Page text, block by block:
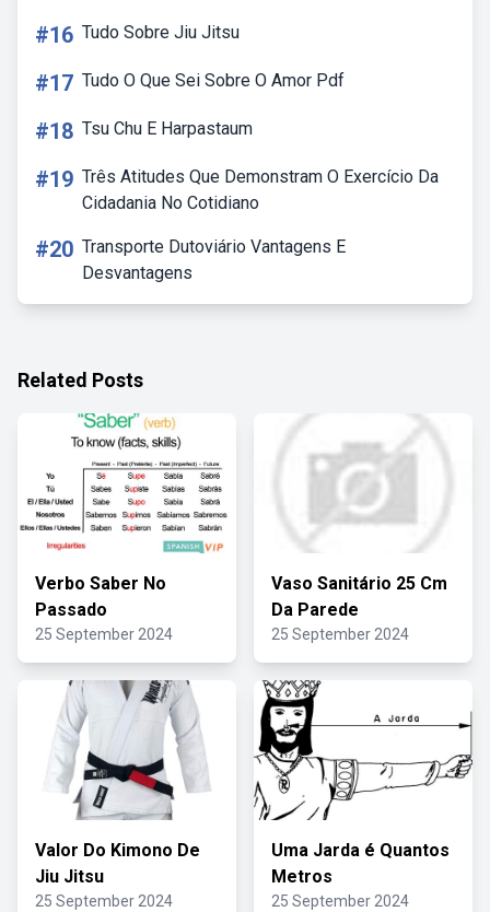
#16 Tudo Sobre Jiu Jitsu
#17 Tudo O Que Sei Sobre O Amor Pdf
#18 Tsu Chu E Harpastaum
#19 Três Atitudes Que Demonstram O Exercício Da
Cidadania No Cotidiano
#20 Transporte Dutoviário Vantagens E
Desvantagens
Related Posts
Verbo Saber No
Passado
25 September 2024
Vaso Sanitário 25 Cm
Da Parede
25 September 2024
Valor Do Kimono De
Jiu Jitsu
25 September 2024
Uma Jarda é Quantos
Metros
25 September 2024